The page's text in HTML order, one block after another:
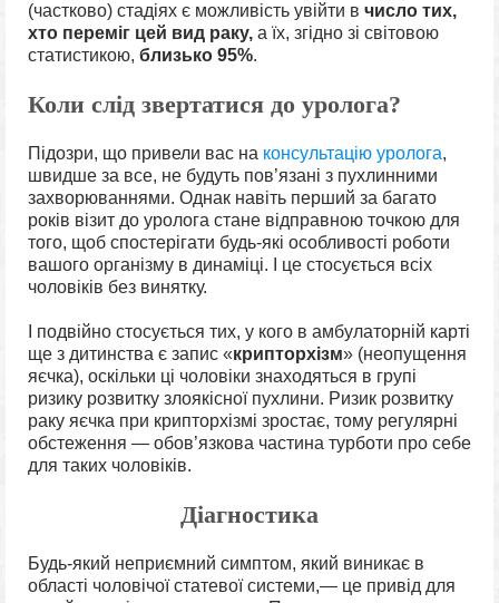
(частково) стадіях є можливість увійти в число тих,
хто переміг цей вид раку, а їх, згідно зі світовою
статистикою, близько 95%.
Коли слід звертатися до уролога?
Підозри, що привели вас на консультацію уролога,
швидше за все, не будуть пов’язані з пухлинними
захворюваннями. Однак навіть перший за багато
років візит до уролога стане відправною точкою для
того, щоб спостерігати будь-які особливості роботи
вашого організму в динаміці. І це стосується всіх
чоловіків без винятку.
І подвійно стосується тих, у кого в амбулаторній карті
ще з дитинства є запис «крипторхізм» (неопущення
яєчка), оскільки ці чоловіки знаходяться в групі
ризику розвитку злоякісної пухлини. Ризик розвитку
раку яєчка при крипторхізмі зростає, тому регулярні
обстеження — обов’язкова частина турботи про себе
для таких чоловіків.
Діагностика
Будь-який неприємний симптом, який виникає в
області чоловічої статевої системи,— це привід для